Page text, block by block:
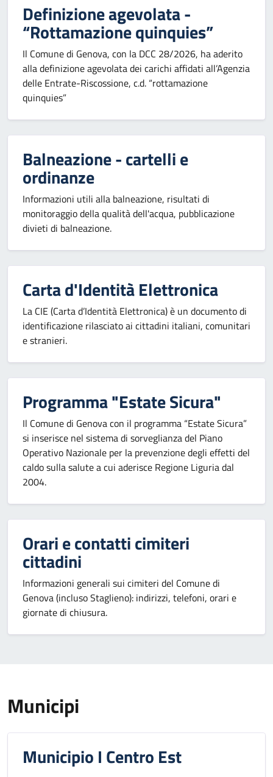
Definizione agevolata -
“Rottamazione quinquies”
Il Comune di Genova, con la DCC 28/2026, ha aderito
alla definizione agevolata dei carichi affidati all’Agenzia
delle Entrate-Riscossione, c.d. “rottamazione
quinquies”
Balneazione - cartelli e
ordinanze
Informazioni utili alla balneazione, risultati di
monitoraggio della qualità dell'acqua, pubblicazione
divieti di balneazione.
Carta d'Identità Elettronica
La CIE (Carta d’Identità Elettronica) è un documento di
identificazione rilasciato ai cittadini italiani, comunitari
e stranieri.
Programma "Estate Sicura"
Il Comune di Genova con il programma “Estate Sicura”
si inserisce nel sistema di sorveglianza del Piano
Operativo Nazionale per la prevenzione degli effetti del
caldo sulla salute a cui aderisce Regione Liguria dal
2004.
Orari e contatti cimiteri
cittadini
Informazioni generali sui cimiteri del Comune di
Genova (incluso Staglieno): indirizzi, telefoni, orari e
giornate di chiusura.
Municipi
Municipio I Centro Est